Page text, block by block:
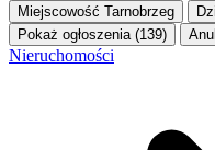
Miejscowość Tarnobrzeg
Pokaż ogłoszenia (139)
Nieruchomości